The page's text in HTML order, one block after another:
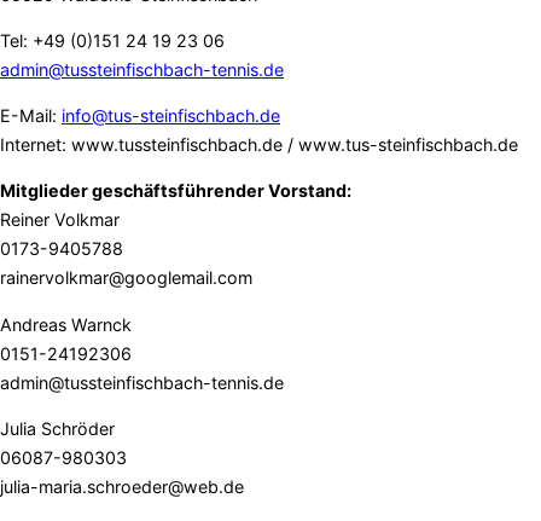
Tel: +49 (0)151 24 19 23 06
admin@tussteinfischbach-tennis.de
E-Mail: info@tus-steinfischbach.de
Internet: www.tussteinfischbach.de / www.tus-steinfischbach.de
Mitglieder geschäftsführender Vorstand:
Reiner Volkmar
0173-9405788
rainervolkmar@googlemail.com
Andreas Warnck
0151-24192306
admin@tussteinfischbach-tennis.de
Julia Schröder
06087-980303
julia-maria.schroeder@web.de